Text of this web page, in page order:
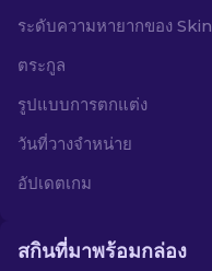
ระดับความหายากของ Skin
ตระกูล
รูปแบบการตกแต่ง
วันที่วางจำหน่าย
อัปเดตเกม
สกินที่มาพร้อมกล่อง